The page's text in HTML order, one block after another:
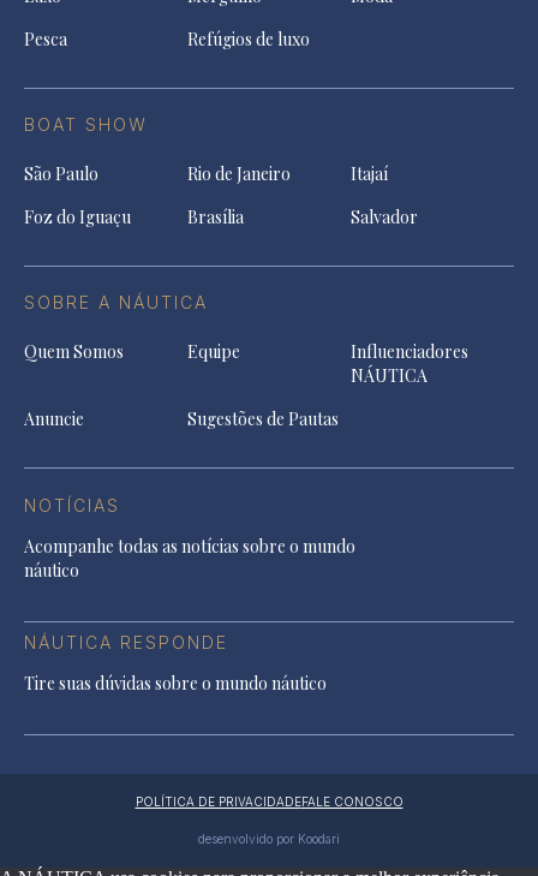
Pesca
Refúgios de luxo
BOAT SHOW
São Paulo Rio de Janeiro
Itajaí
Foz do Iguaçu
Brasília Salvador
SOBRE A NÁUTICA
Quem Somos Equipe
Influenciadores
NÁUTICA
Anuncie
Sugestões de Pautas
NOTÍCIAS
Acompanhe todas as notícias sobre o mundo
náutico
NÁUTICA RESPONDE
Tire suas dúvidas sobre o mundo náutico
POLÍTICA DE PRIVACIDADEFALE CONOSCO
desenvolvido por Koodari